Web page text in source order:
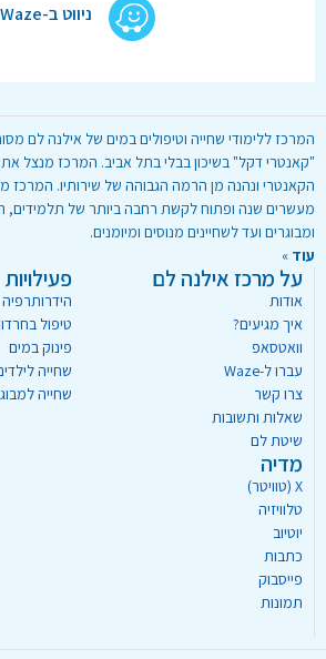
ניווט ב-Waze
המרכז ללימודי שחייה וטיפולים במים של אילנה לם
"קאנטרי דקל" בשיכון בבלי בתל אביב. המרכז מנצל
הקאנטרי ונהנה מן הרמה הגבוהה של שירותיו. המרכז
מעשרים שנה ופתוח לקשת רחבה ביותר של תלמידים,
ומבוגרים ועד לשחיינים מנוסים ומיומנים.
עוד »
על מרכז אילנה לם
אודות
איך מגיעים?
וואטסאפ
עברו ל-Waze
צרו קשר
שאלות ותשובות
שיטת לם
פעילויות
הידרותרפיה
טיפול
פינוק במים
שחייה
שחייה
מדיה
X (טוויטר)
טלוויזיה
יוטיוב
כתבות
פייסבוק
תמונות